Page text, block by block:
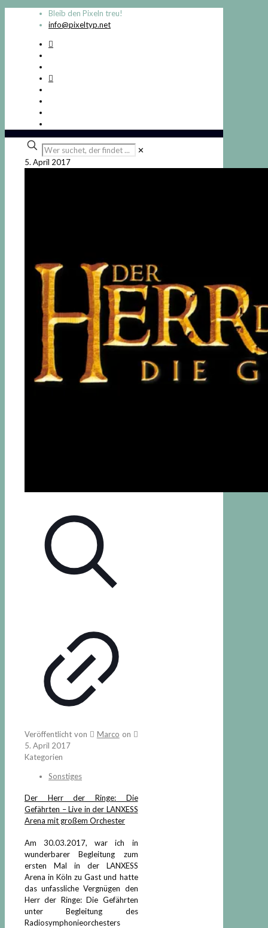
Bleib den Pixeln treu!
info@pixeltyp.net
Wer
suchet,
der
✕
5. April 2017
Veröffentlicht von Marco on
5. April 2017
Kategorien
Sonstiges
Der Herr der Ringe: Die
Gefährten – Live in der LANXESS
Arena mit großem Orchester
Am 30.03.2017, war ich in
wunderbarer Begleitung zum
ersten Mal in der LANXESS
Arena in Köln zu Gast und hatte
das unfassliche Vergnügen den
Herr der Ringe: Die Gefährten
unter Begleitung des
Radiosymphonieorchesters